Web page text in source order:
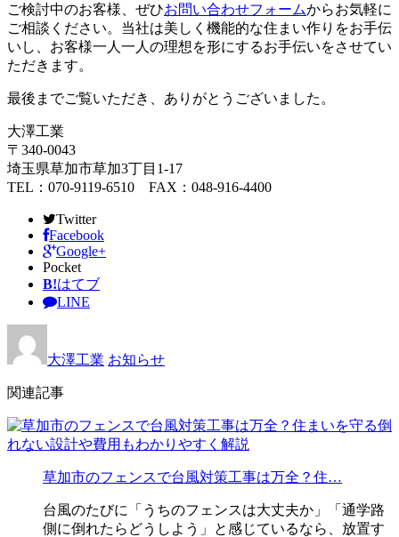
ご検討中のお客様、ぜひお問い合わせフォームからお気軽に
ご相談ください。当社は美しく機能的な住まい作りをお手伝
いし、お客様一人一人の理想を形にするお手伝いをさせてい
ただきます。
最後までご覧いただき、ありがとうございました。
大澤工業
〒340-0043
埼玉県草加市草加3丁目1-17
TEL：070-9119-6510 FAX：048-916-4400
Twitter
Facebook
Google+
Pocket
B!はてブ
LINE
大澤工業 お知らせ
関連記事
草加市のフェンスで台風対策工事は万全？住…
台風のたびに「うちのフェンスは大丈夫か」「通学路
側に倒れたらどうしよう」と感じているなら、放置す